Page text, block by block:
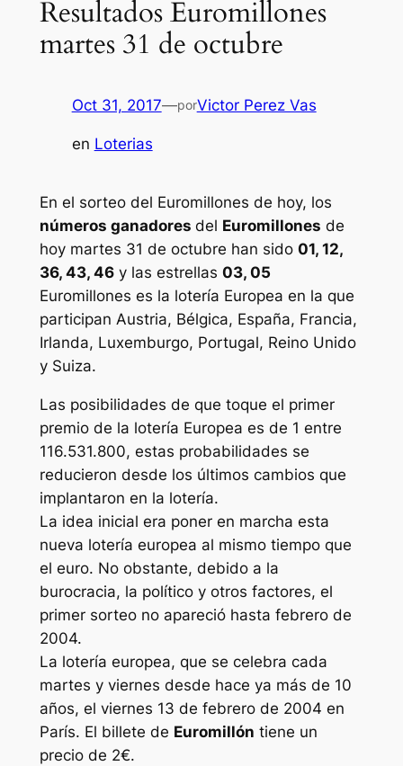
Resultados Euromillones
martes 31 de octubre
Oct 31, 2017—porVictor Perez Vas
en Loterias
En el sorteo del Euromillones de hoy, los
números ganadores del Euromillones de
hoy martes 31 de octubre han sido 01, 12,
36, 43, 46y las estrellas 03, 05
Euromillones es la lotería Europea en la que
participan Austria, Bélgica, España, Francia,
Irlanda, Luxemburgo, Portugal, Reino Unido
y Suiza.
Las posibilidades de que toque el primer
premio de la lotería Europea es de 1 entre
116.531.800, estas probabilidades se
reducieron desde los últimos cambios que
implantaron en la lotería.
La idea inicial era poner en marcha esta
nueva lotería europea al mismo tiempo que
el euro. No obstante, debido a la
burocracia, la político y otros factores, el
primer sorteo no apareció hasta febrero de
2004.
La lotería europea, que se celebra cada
martes y viernes desde hace ya más de 10
años, el viernes 13 de febrero de 2004 en
París. El billete de Euromillón tiene un
precio de 2€.